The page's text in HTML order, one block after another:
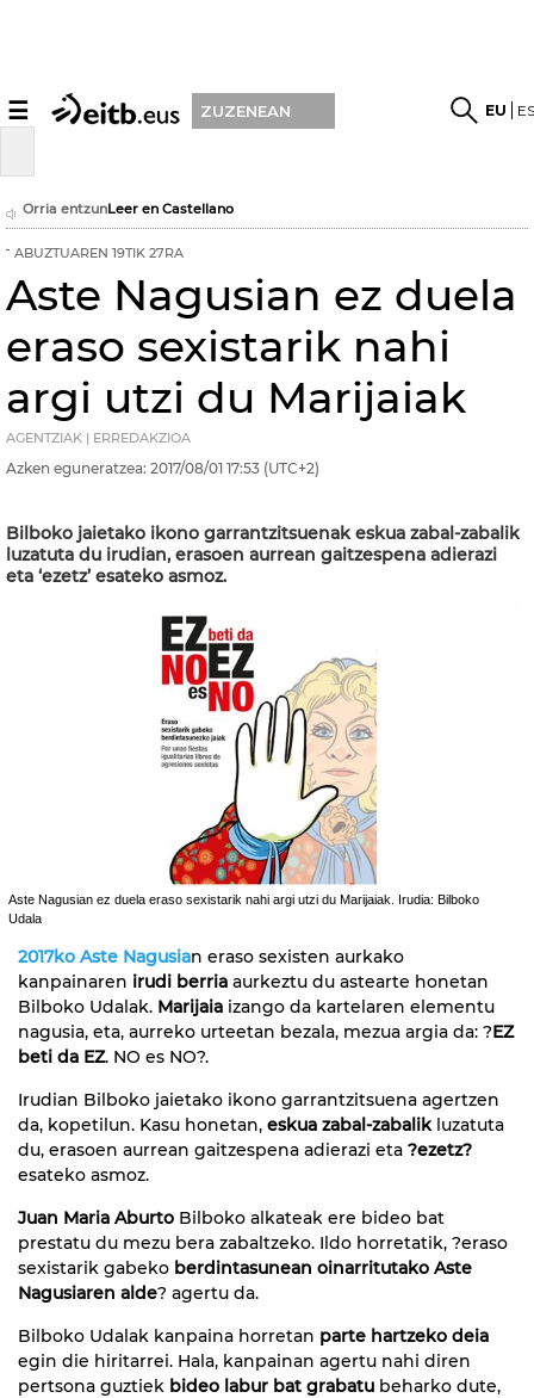
☰ ZUZENEAN EU
Orria entzunLeer en Castellano
ABUZTUAREN 19TIK 27RA
Aste Nagusian ez duela
eraso sexistarik nahi
argi utzi du Marijaiak
AGENTZIAK | ERREDAKZIOA
Azken eguneratzea: 2017/08/01 17:53 (UTC+2)
Bilboko jaietako ikono garrantzitsuenak eskua zabal-zabalik
luzatuta du irudian, erasoen aurrean gaitzespena adierazi
eta ‘ezetz’ esateko asmoz.
Aste Nagusian ez duela eraso sexistarik nahi argi utzi du Marijaiak. Irudia: Bilboko
Udala
2017ko Aste Nagusian eraso sexisten aurkako
kanpainaren irudi berria aurkeztu du astearte honetan
Bilboko Udalak. Marijaia izango da kartelaren elementu
nagusia, eta, aurreko urteetan bezala, mezua argia da: ?EZ
beti da EZ. NO es NO?.
Irudian Bilboko jaietako ikono garrantzitsuena agertzen
da, kopetilun. Kasu honetan, eskua zabal-zabalikluzatuta
du, erasoen aurrean gaitzespena adierazi eta ?ezetz?
esateko asmoz.
Juan Maria Aburto Bilboko alkateak ere bideo bat
prestatu du mezu bera zabaltzeko. Ildo horretatik, ?eraso
sexistarik gabeko berdintasunean oinarritutako Aste
Nagusiaren alde? agertu da.
Bilboko Udalak kanpaina horretan parte hartzeko deia
egin die hiritarrei. Hala, kanpainan agertu nahi diren
pertsona guztiek bideo labur bat grabatu beharko dute,